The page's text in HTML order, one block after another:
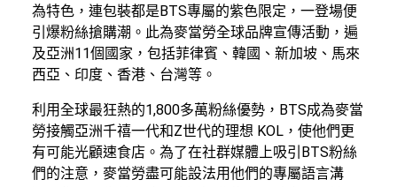
為特色，連包裝都是BTS專屬的紫色限定，一登場便
引爆粉絲搶購潮。此為麥當勞全球品牌宣傳活動，遍
及亞洲11個國家，包括菲律賓、韓國、新加坡、馬來
西亞、印度、香港、台灣等。
利用全球最狂熱的1,800多萬粉絲優勢，BTS成為麥當
勞接觸亞洲千禧一代和Z世代的理想 KOL，使他們更
有可能光顧速食店。為了在社群媒體上吸引BTS粉絲
們的注意，麥當勞盡可能設法用他們的專屬語言溝